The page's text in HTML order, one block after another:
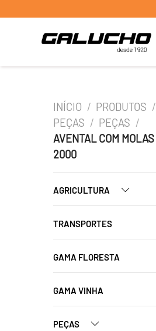
INÍCIO / PRODUTOS /
PEÇAS / PEÇAS /
AVENTAL COM MOLAS
2000
AGRICULTURA
TRANSPORTES
GAMA FLORESTA
GAMA VINHA
PEÇAS